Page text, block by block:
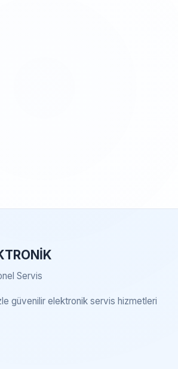
Servis
güvenilir elektronik servis hizmetleri